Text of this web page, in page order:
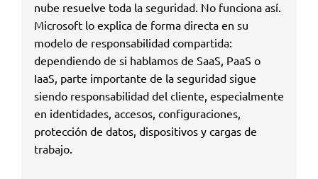
nube resuelve toda la seguridad. No funciona así.
Microsoft lo explica de forma directa en su
modelo de responsabilidad compartida:
dependiendo de si hablamos de SaaS, PaaS o
IaaS, parte importante de la seguridad sigue
siendo responsabilidad del cliente, especialmente
en identidades, accesos, configuraciones,
protección de datos, dispositivos y cargas de
trabajo.